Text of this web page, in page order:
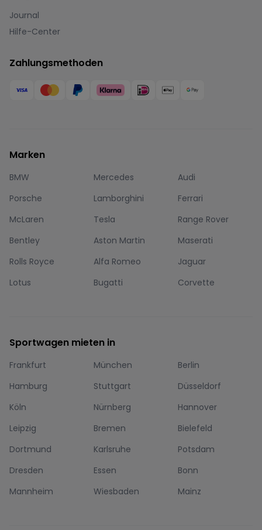
Journal
Hilfe-Center
Zahlungsmethoden
Marken
BMW Mercedes
Audi
Porsche
Lamborghini
Ferrari
McLaren
Tesla
Range Rover
Bentley
Aston Martin
Maserati
Rolls Royce
Alfa Romeo
Jaguar
Lotus
Bugatti Corvette
Sportwagen mieten in
Frankfurt München
Berlin
Hamburg
Stuttgart
Düsseldorf
Köln
Nürnberg
Hannover
Leipzig
Bremen
Bielefeld
Dortmund
Karlsruhe
Potsdam
Dresden
Essen
Bonn
Mannheim
Wiesbaden Mainz